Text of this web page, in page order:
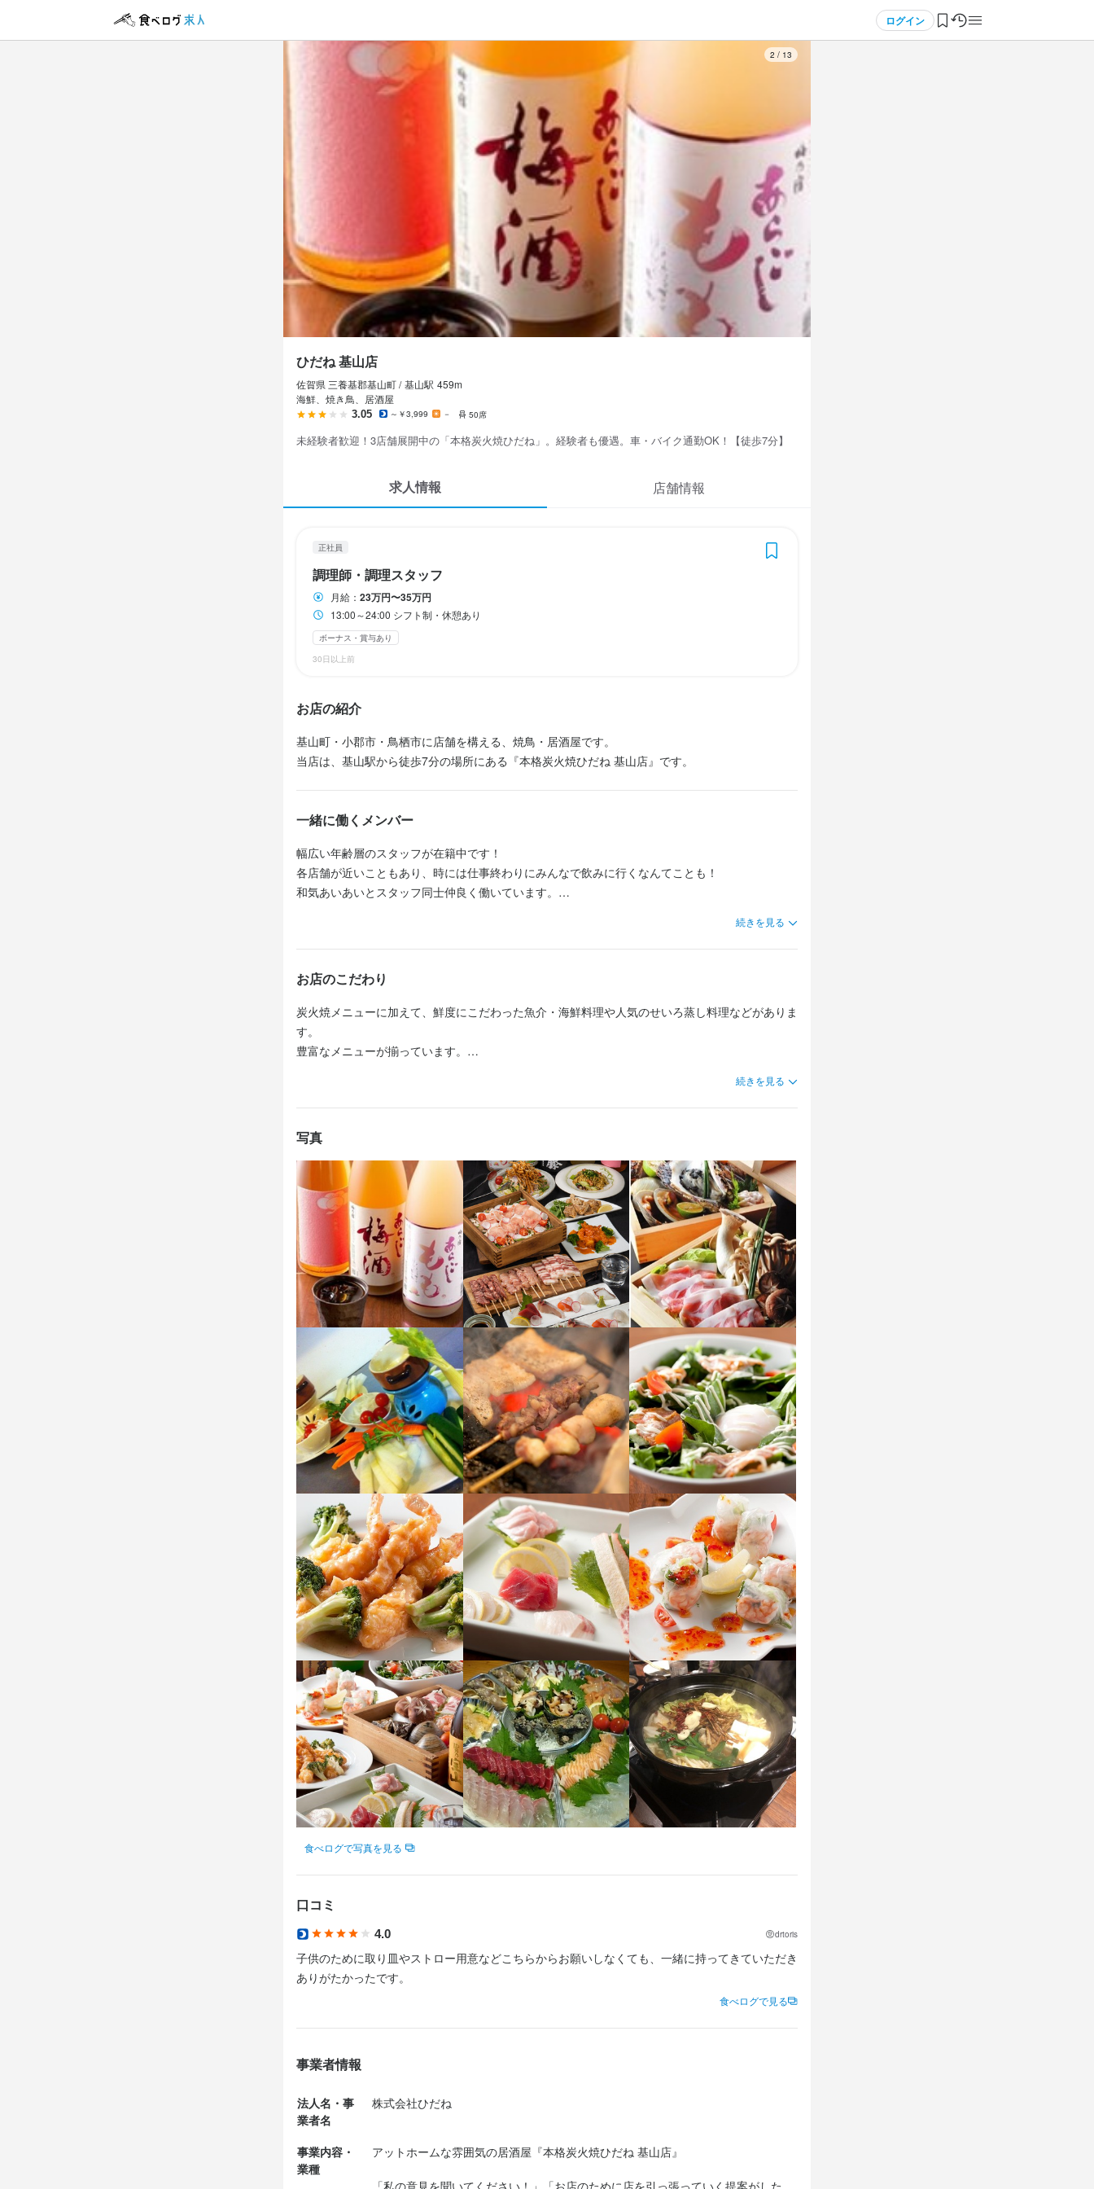
ログイン
3 / 13
ひだね 基山店
佐賀県 三養基郡基山町 / 基山駅 459m
海鮮、焼き鳥、居酒屋
3.05 ～￥3,999 － 50席
未経験者歓迎！3店舗展開中の「本格炭火焼ひだね」。経験者も優遇。車・バイク通勤OK！【徒歩7分】
求人情報 店舗情報
正社員
調理師・調理スタッフ
月給： 23万円〜35万円
13:00～24:00 シフト制・休憩あり
ボーナス・賞与あり
30日以上前
お店の紹介
基山町・小郡市・鳥栖市に店舗を構える、焼鳥・居酒屋です。
当店は、基山駅から徒歩7分の場所にある『本格炭火焼ひだね 基山店』です。
一緒に働くメンバー
幅広い年齢層のスタッフが在籍中です！
各店舗が近いこともあり、時には仕事終わりにみんなで飲みに行くなんてことも！
和気あいあいとスタッフ同士仲良く働いています。
続きを見る
お店のこだわり
炭火焼メニューに加えて、鮮度にこだわった魚介・海鮮料理や人気のせいろ蒸し料理などがありま
す。
豊富なメニューが揃っています。
続きを見る
写真
食べログで写真を見る
口コミ
4.0 drtoris
子供のために取り皿やストロー用意などこちらからお願いしなくても、一緒に持ってきていただき
ありがたかったです。
食べログで見る
事業者情報
法人名・事
業者名
株式会社ひだね
事業内容・
業種
アットホームな雰囲気の居酒屋『本格炭火焼ひだね 基山店』
「私の意見を聞いてください！」「お店のために店を引っ張っていく提案がした
求人を選択する
正社員 調理師・調理スタッフ
調理師・調理スタッフ
昇給あり（随時）
給与手渡しOK！
勤務時間
13:00～24:00
シフト制・休憩あり
休日・休暇
制服貸与
バイク・車通勤OK
美味しいまかない付き！
まかない・食事補助あり
キッチン：仕込み作業・オーダーメイク（板場、焼場、フライパン、揚げ物）・盛り付け・皿洗
い　など
あなたの持っているスキルに合わせて、無理なくできる仕事からスタートしていきます。
【当店の魅力をご紹介します】
・あなたのスキルが正当に評価される環境です
これまでの経験や培った技術をしっかりと見極め、適正に評価いたします。これまでのキャリア
を無駄にせず、さらに活かせる場所です。あなたの得意分野や強みを活かしながら、ポジション
・調理も接客も楽しめるポジションです
当店では、調理や接客を通じて、お客様との距離が近いサービスが特徴です。特にカウンターで
の接客は、お客様との会話も自然に生まれやすく、楽しく働ける要素のひとつです。明るく前向
きな対応で、お客様に喜んでいただけるお店を一緒に作っていきましょう。
・スタッフ同士のつながりが強く、働きやすさ抜群
日々のコミュニケーションを大切にし、困ったときには助け合う文化が根づいています。新人さ
んでもすぐに溶け込める、明るくフラットな職場です。楽しいことも大変なことも分かち合いな
がら、自然と笑顔になれる、そんな雰囲気が当店の魅力です。
身に付くスキル
包丁さばき 盛り付け技術 仕入れ・食材の目利き
応募資格
歓迎スキル・経験
経験者優遇
未経験者歓迎！
求める人物像
【こんな方を歓迎します】
人と接することが好きな方
チームの仲間と協力して仕事に取り組める方
仕事を通じてスキルを身につけたい方
常にお客様の視点に立ち、感じたことを即行動できる方
自身の適性を見つけるために幅広い業務にチャレンジしたい方
お店の採用担当者からのメッセージ
あなたからのご応募を心よりお待ちしています！
店名
勤務地
佐賀県三養基郡基山町小倉444-2
法人名・事業者名
最終更新日2026/03/10